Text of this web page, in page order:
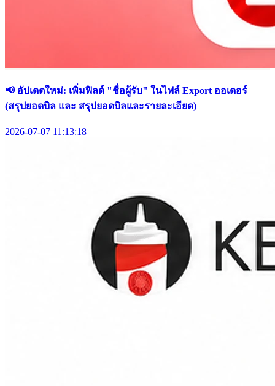
📢 อัปเดตใหม่: เพิ่มฟิลด์ "ชื่อผู้รับ" ในไฟล์ Export ออเดอร์
(สรุปยอดบิล และ สรุปยอดบิลและรายละเอียด)
2026-07-07 11:13:18